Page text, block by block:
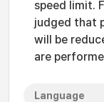
speed limit.
judged that
will be
are
Language